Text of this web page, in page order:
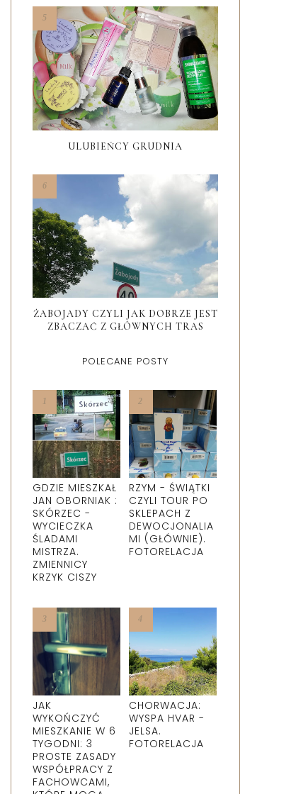
ULUBIEŃCY GRUDNIA
ŻABOJADY CZYLI JAK DOBRZE JEST
ZBACZAĆ Z GŁÓWNYCH TRAS
POLECANE POSTY
GDZIE MIESZKAŁ
JAN OBORNIAK :
SKÓRZEC -
WYCIECZKA
ŚLADAMI
MISTRZA.
ZMIENNICY
KRZYK CISZY
RZYM - ŚWIĄTKI
CZYLI TOUR PO
SKLEPACH Z
DEWOCJONALIA
MI (GŁÓWNIE).
FOTORELACJA
JAK
WYKOŃCZYĆ
MIESZKANIE W 6
TYGODNI: 3
PROSTE ZASADY
WSPÓŁPRACY Z
FACHOWCAMI,
CHORWACJA:
WYSPA HVAR -
JELSA.
FOTORELACJA